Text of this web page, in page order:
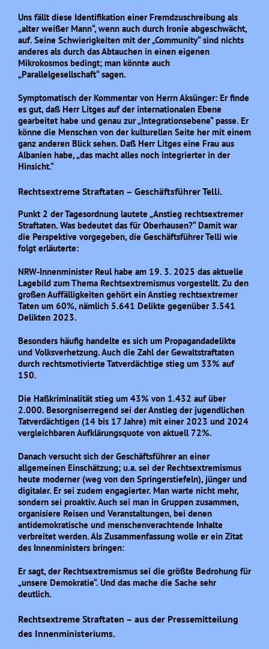
Uns fällt diese Identifikation einer Fremdzuschreibung als
„alter weißer Mann“, wenn auch durch Ironie abgeschwächt,
auf. Seine Schwierigkeiten mit der „Community“ sind nichts
anderes als durch das Abtauchen in einen eigenen
Mikrokosmos bedingt; man könnte auch
„Parallelgesellschaft“ sagen.
Symptomatisch der Kommentar von Herrn Aksünger: Er finde
es gut, daß Herr Litges auf der internationalen Ebene
gearbeitet habe und genau zur „Integrationsebene“ passe. Er
könne die Menschen von der kulturellen Seite her mit einem
ganz anderen Blick sehen. Daß Herr Litges eine Frau aus
Albanien habe, „das macht alles noch integrierter in der
Hinsicht.“
Rechtsextreme Straftaten – Geschäftsführer Telli.
Punkt 2 der Tagesordnung lautete „Anstieg rechtsextremer
Straftaten. Was bedeutet das für Oberhausen?“ Damit war
die Perspektive vorgegeben, die Geschäftsführer Telli wie
folgt erläuterte:
NRW-Innenminister Reul habe am 19. 3. 2025 das aktuelle
Lagebild zum Thema Rechtsextremismus vorgestellt. Zu den
großen Auffälligkeiten gehört ein Anstieg rechtsextremer
Taten um 60%, nämlich 5.641 Delikte gegenüber 3.541
Delikten 2023.
Besonders häufig handelte es sich um Propagandadelikte
und Volksverhetzung. Auch die Zahl der Gewaltstraftaten
durch rechtsmotivierte Tatverdächtige stieg um 33% auf
150.
Die Haßkriminalität stieg um 43% von 1.432 auf über
2.000. Besorgniserregend sei der Anstieg der jugendlichen
Tatverdächtigen (14 bis 17 Jahre) mit einer 2023 und 2024
vergleichbaren Aufklärungsquote von aktuell 72%.
Danach versucht sich der Geschäftsführer an einer
allgemeinen Einschätzung; u.a. sei der Rechtsextremismus
heute moderner (weg von den Springerstiefeln), jünger und
digitaler. Er sei zudem engagierter. Man warte nicht mehr,
sondern sei proaktiv. Auch sei man in Gruppen zusammen,
organisiere Reisen und Veranstaltungen, bei denen
antidemokratische und menschenverachtende Inhalte
verbreitet werden. Als Zusammenfassung wolle er ein Zitat
des Innenministers bringen:
Er sagt, der Rechtsextremismus sei die größte Bedrohung für
„unsere Demokratie“. Und das mache die Sache sehr
deutlich.
Rechtsextreme Straftaten – aus der Pressemitteilung
des Innenministeriums.